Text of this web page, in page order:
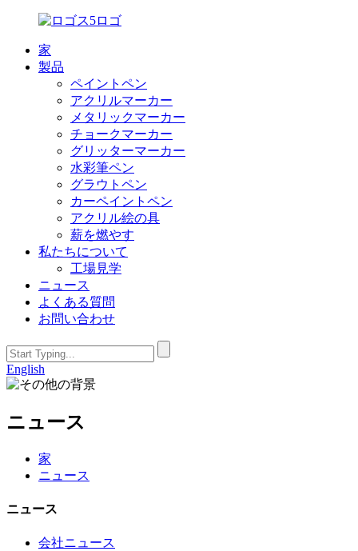
家
製品
ペイントペン
アクリルマーカー
メタリックマーカー
チョークマーカー
グリッターマーカー
水彩筆ペン
グラウトペン
カーペイントペン
アクリル絵の具
薪を燃やす
私たちについて
工場見学
ニュース
よくある質問
お問い合わせ
English
ニュース
家
ニュース
ニュース
会社ニュース